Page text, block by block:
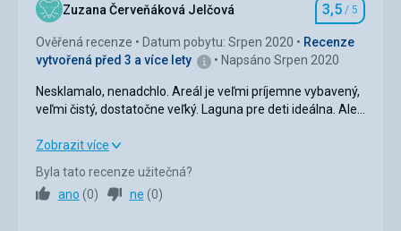
Okolí 5,0/ 5
Služby 5,0/ 5
Pláž zde není. U hotelu je hezký bazén.
Strava
Super jak vždy.
Zuzana Červeňáková Jelčová Hodnocení
3,5 / 5
Ověřená recenze Datum pobytu: Srpen 2020
Recenze
vytvořená před 3 a více lety
Napsáno Srpen 2020
Nesklamalo, nenadchlo. Areál je veľmi príjemne vybavený,
veľmi čistý, dostatočne veľký. Laguna pre deti ideálna. Ale
Nesklamalo, nenadchlo. Areál je veľmi príjemne vybavený,
veľmi čistý, dostatočne veľký. Laguna pre deti ideálna. Ale
na druhykrat by som tam nesla. :)
Zobrazit více
Byla tato recenze užitečná?
ano (0) ne (0)